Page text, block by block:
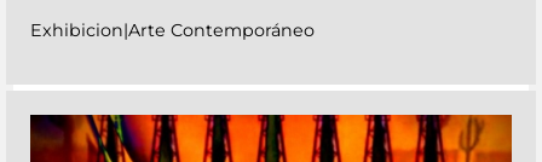
Exhibicion|Arte Contemporáneo